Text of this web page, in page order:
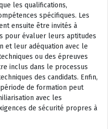
les qualifications,
spécifiques. Les
ensuite être invités à
pour évaluer leurs aptitudes
et leur adéquation avec le
ou des épreuves
inclus dans le processus
des candidats. Enfin,
de formation peut
avec les
de sécurité propres à